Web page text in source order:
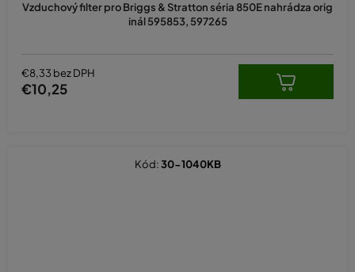
Vzduchový filter pro Briggs & Stratton séria 850E nahrádza orig
inál 595853, 597265
€8,33 bez DPH
€10,25
Kód:30-1040KB